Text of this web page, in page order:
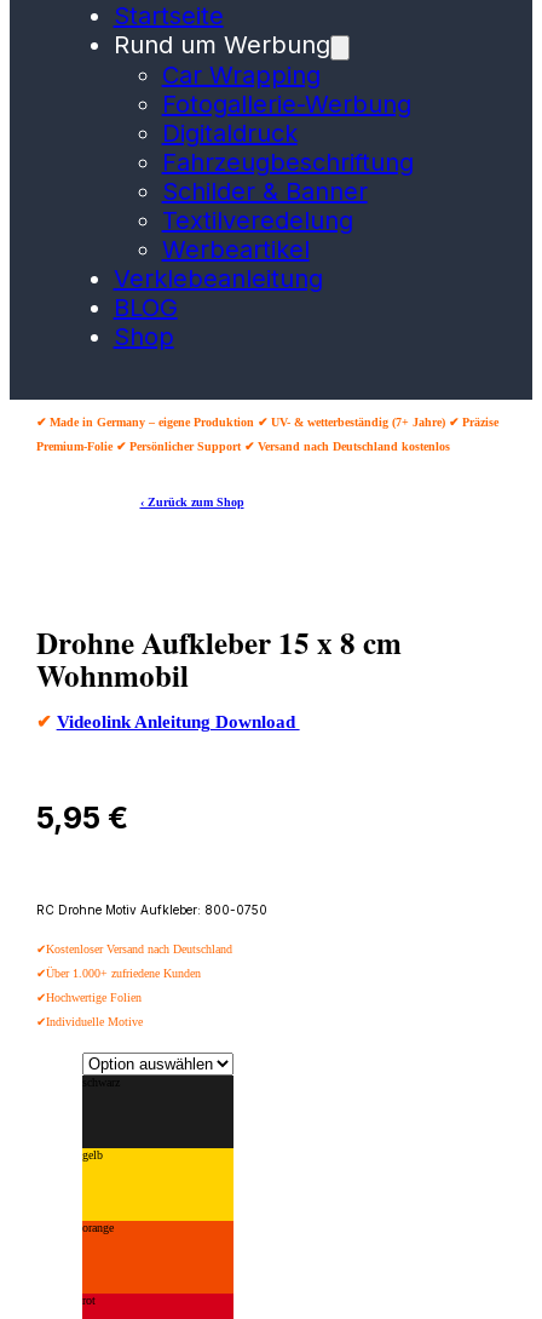
Startseite
Rund um Werbung
Car Wrapping
Fotogallerie-Werbung
Digitaldruck
Fahrzeugbeschriftung
Schilder & Banner
Textilveredelung
Werbeartikel
Verklebeanleitung
BLOG
Shop
✔ Made in Germany – eigene Produktion ✔ UV- & wetterbeständig (7+ Jahre) ✔ Präzise
Premium-Folie ✔ Persönlicher Support ✔ Versand nach Deutschland kostenlos
‹ Zurück zum Shop
Drohne Aufkleber 15 x 8 cm
Wohnmobil
✔ Videolink Anleitung Download
5,95 €
RC Drohne Motiv Aufkleber: 800-0750
✔Kostenloser Versand nach Deutschland
✔Über 1.000+ zufriedene Kunden
✔Hochwertige Folien
✔Individuelle Motive
schwarz
gelb
orange
rot